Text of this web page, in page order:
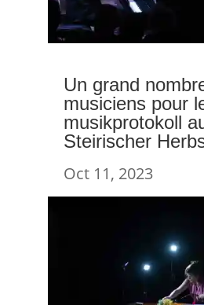
Un grand
musiciens pour
musikprotokoll
Steirischer
Oct 11, 2023